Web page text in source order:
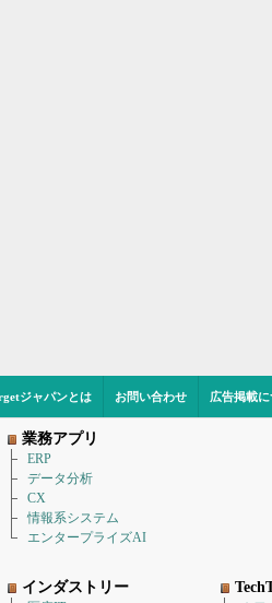
ジャパンとは お問い合わせ 広告掲載に
業務アプリ
ERP
データ分析
CX
情報系システム
エンタープライズAI
インダストリー